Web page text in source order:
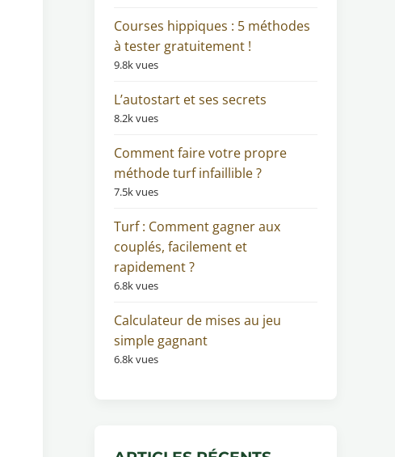
Courses hippiques : 5 méthodes
à tester gratuitement !
9.8k vues
L’autostart et ses secrets
8.2k vues
Comment faire votre propre
méthode turf infaillible ?
7.5k vues
Turf : Comment gagner aux
couplés, facilement et
rapidement ?
6.8k vues
Calculateur de mises au jeu
simple gagnant
6.8k vues